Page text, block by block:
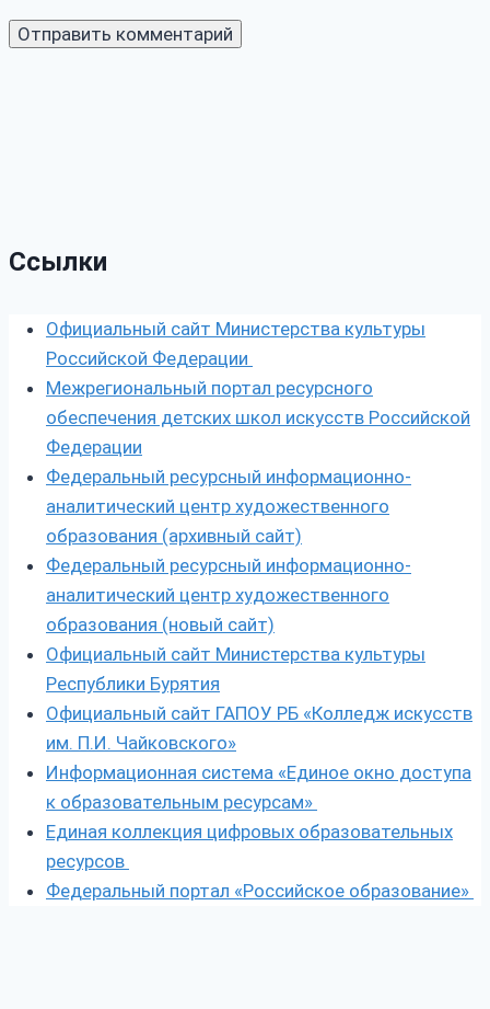
Ссылки
Официальный сайт Министерства культуры
Российской Федерации
Межрегиональный портал ресурсного
обеспечения детских школ искусств Российской
Федерации
Федеральный ресурсный информационно-
аналитический центр художественного
образования (архивный сайт)
Федеральный ресурсный информационно-
аналитический центр художественного
образования (новый сайт)
Официальный сайт Министерства культуры
Республики Бурятия
Официальный сайт ГАПОУ РБ «Колледж искусств
им. П.И. Чайковского»
Информационная система «Единое окно доступа
к образовательным ресурсам»
Единая коллекция цифровых образовательных
ресурсов
Федеральный портал «Российское образование»